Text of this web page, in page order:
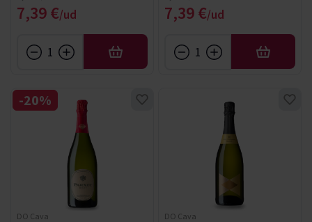
Precio especial
7,39 €
AÑADIR
Precio especial
7,39 €
AÑADIR
DO Cava
-20%
DO Cava